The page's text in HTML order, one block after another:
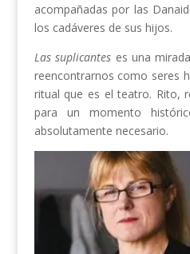
acompañadas por las
los cadáveres de sus hijos.
Las suplicantes es una
reencontrarnos como seres
ritual que es el teatro. Rito,
para un momento
absolutamente necesario.